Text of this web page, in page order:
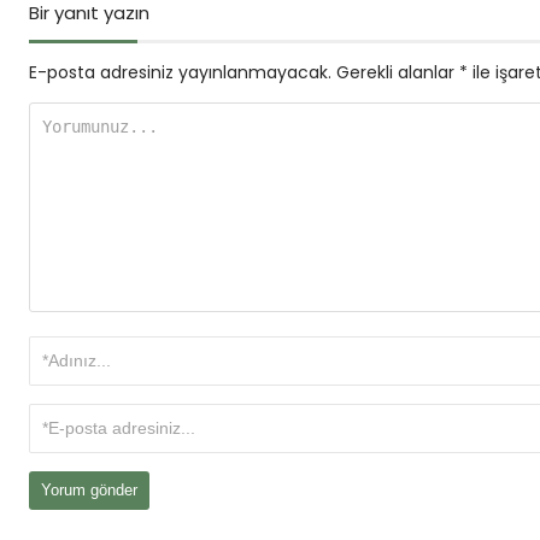
Bir yanıt yazın
E-posta adresiniz yayınlanmayacak. Gerekli alanlar * ile